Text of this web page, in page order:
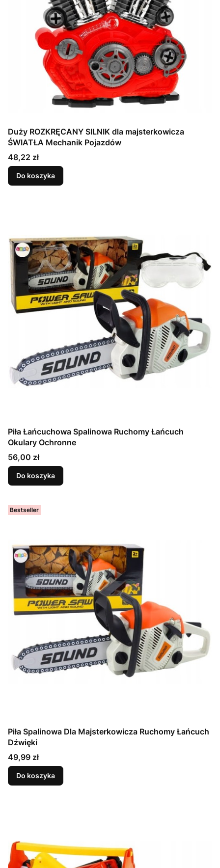
Duży ROZKRĘCANY SILNIK dla majsterkowicza
ŚWIATŁA Mechanik Pojazdów
Cena
48,22 zł
Do koszyka
Piła Łańcuchowa Spalinowa Ruchomy Łańcuch
Okulary Ochronne
Cena
56,00 zł
Do koszyka
Bestseller
Piła Spalinowa Dla Majsterkowicza Ruchomy Łańcuch
Dźwięki
Cena
49,99 zł
Do koszyka